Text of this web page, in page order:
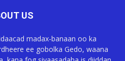
US
madax-banaan oo ka
ee gobolka Gedo, waana